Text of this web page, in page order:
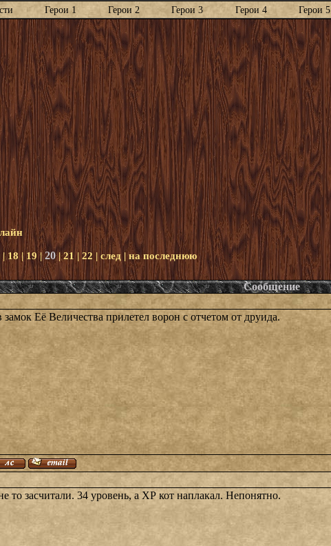
Герои 1 Герои 2 Герои 3 Герои 4 Герои 5
|18 |19 |20|21 | 22| след |на последнюю
Сообщение
Её Величества прилетел ворон с отчетом от друида.
то засчитали. 34 уровень, а ХР кот наплакал. Непонятно.